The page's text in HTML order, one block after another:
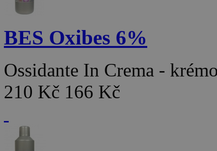
BES Oxibes 6%
Ossidante In Crema -
210 Kč 166 Kč